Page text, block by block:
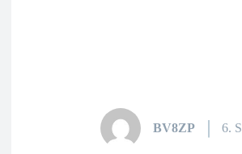
BV8ZP 6.